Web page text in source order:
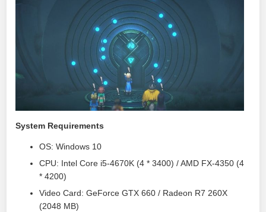
System Requirements
OS: Windows 10
CPU: Intel Core i5-4670K (4 * 3400) / AMD FX-4350 (4
* 4200)
Video Card: GeForce GTX 660 / Radeon R7 260X
(2048 MB)